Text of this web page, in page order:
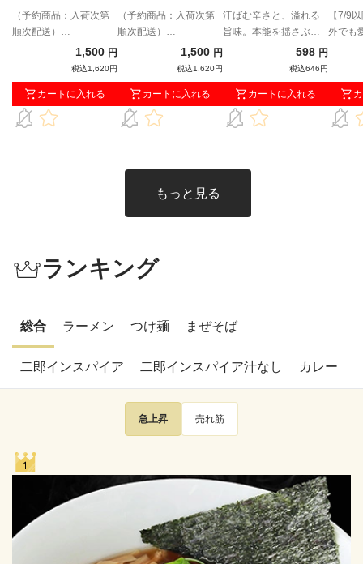
ラちゃん（豚骨魚
介）（予約商品：
入荷次第順次配
送）
（予約商品：入荷次第
順次配送）
「DOWNTOWN+」× 宅
麺コラボラーメン！松
本人志氏とダイアン・
津田篤宏氏が作り上げ
た究極の味をご賞味あ
れ！
1,500 円
税込1,620円
カートに入れる
ウちゃん（醤油）
（予約商品：入荷
次第順次配送）
（予約商品：入荷次第
順次配送）
「DOWNTOWN+」× 宅
麺コラボラーメン！松
本人志氏とダイアン・
津田篤宏氏が作り上げ
た究極の味をご賞味あ
れ！
1,500 円
税込1,620円
カートに入れる
メン「業火の赤辛
味噌」
汗ばむ辛さと、溢れる
旨味。本能を揺さぶる
スタミナ満点の一撃。
598 円
税込646円
カートに入れる
メン
濃旨
【7/9
外でも
旨みだ
もっと見る
ランキング
総合 ラーメン つけ麺 まぜそば
二郎インスパイア 二郎インスパイア汁なし カレー
急上昇 売れ筋